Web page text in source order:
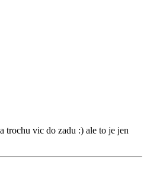
trochu vic do zadu :) ale to je jen